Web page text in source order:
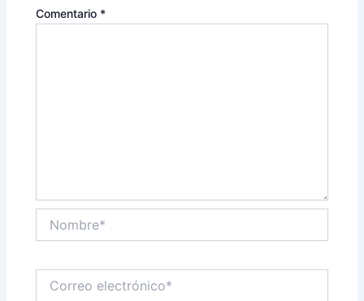
Comentario *
electrónico*